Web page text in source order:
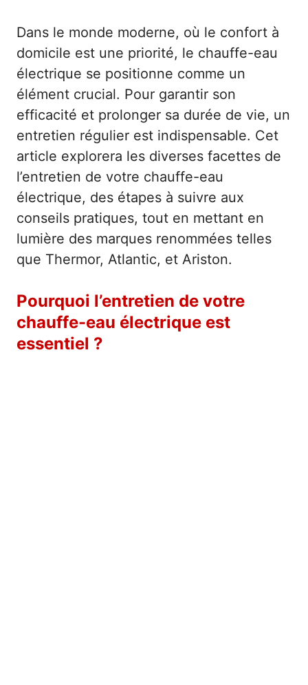
Dans le monde moderne, où le confort à
domicile est une priorité, le chauffe-eau
électrique se positionne comme un
élément crucial. Pour garantir son
efficacité et prolonger sa durée de vie, un
entretien régulier est indispensable. Cet
article explorera les diverses facettes de
l’entretien de votre chauffe-eau
électrique, des étapes à suivre aux
conseils pratiques, tout en mettant en
lumière des marques renommées telles
que Thermor, Atlantic, et Ariston.
Pourquoi l’entretien de votre
chauffe-eau électrique est
essentiel ?